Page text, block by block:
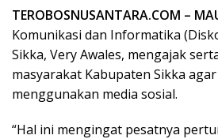
TEROBOSNUSANTARA.COM –
Komunikasi dan Informatika
Sikka, Very Awales, mengajak
masyarakat Kabupaten Sikka
menggunakan media sosial.
“Hal ini mengingat pesatnya